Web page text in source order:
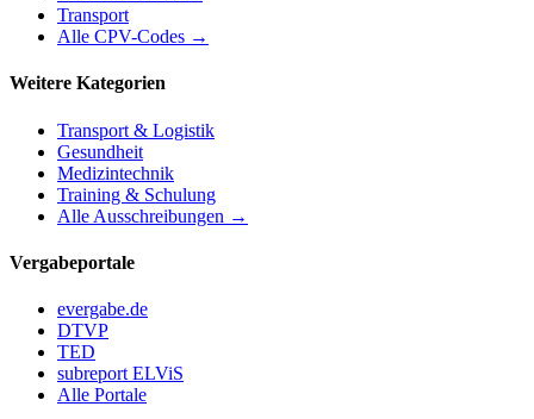
Transport
Alle CPV-Codes →
Weitere Kategorien
Transport & Logistik
Gesundheit
Medizintechnik
Training & Schulung
Alle Ausschreibungen →
Vergabeportale
evergabe.de
DTVP
TED
subreport ELViS
Alle Portale